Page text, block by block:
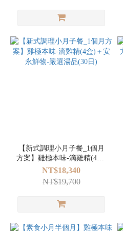
【新式調理小月子餐_1個月
方案】雞極本味-滴雞精(4盒)
＋安永鮮物-嚴選湯品(30日)
NT$18,340
NT$19,700